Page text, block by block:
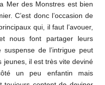
Mer des Monstres est bien
C’est donc l’occasion de
qui, il faut l’avouer,
nous font partager leurs
de l’intrigue peut
jeunes, il est très vite deviné
un peu enfantin mais